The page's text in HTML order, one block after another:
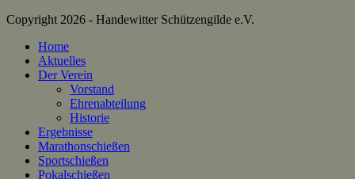
Copyright 2026 - Handewitter Schützengilde e.V.
Home
Aktuelles
Der Verein
Vorstand
Ehrenabteilung
Historie
Ergebnisse
Marathonschießen
Sportschießen
Pokalschießen